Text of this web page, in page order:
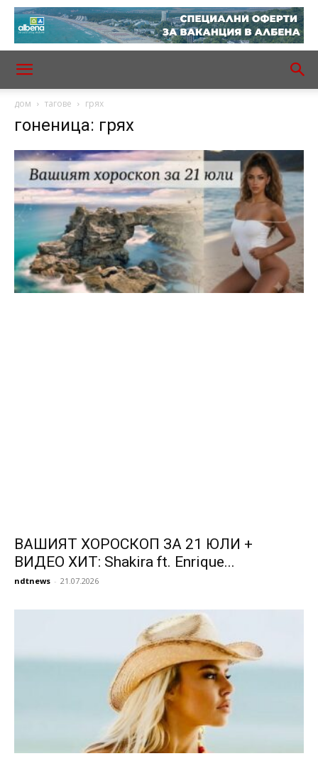
дом тагове грях
гоненица: грях
ВАШИЯТ ХОРОСКОП ЗА 21 ЮЛИ +
ВИДЕО ХИТ: Shakira ft. Enrique...
ndtnews - 21.07.2026